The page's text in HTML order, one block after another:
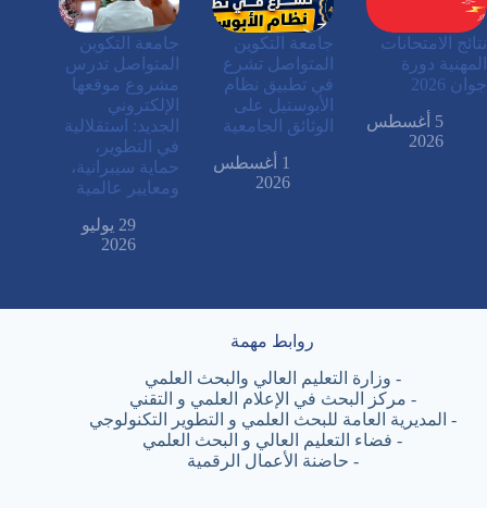
نتائج الامتحانات
المهنية دورة
جوان 2026
5 أغسطس
2026
جامعة التكوين
المتواصل تشرع
في تطبيق نظام
الأبوستيل على
الوثائق الجامعية
1 أغسطس
2026
جامعة التكوين
المتواصل تدرس
مشروع موقعها
الإلكتروني
الجديد: استقلالية
في التطوير،
حماية سيبرانية،
ومعايير عالمية
29 يوليو
2026
روابط مهمة
- وزارة التعليم العالي والبحث العلمي
- مركز البحث في الإعلام العلمي و التقني
- المديرية العامة للبحث العلمي و التطوير التكنولوجي
- فضاء التعليم العالي و البحث العلمي
- حاضنة الأعمال الرقمية